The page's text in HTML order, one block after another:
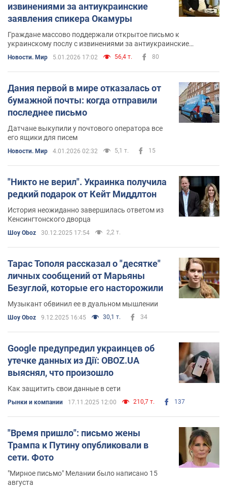
извинениями за антиукраинские
заявления спикера Окамуры
Граждане массово поддержали открытое письмо к
украинскому послу с извинениями за антиукраинские
высказывания спикера парламента
Новости. Мир 5.01.2026 17:02 56,4 т. 80
Дания первой в мире отказалась от
бумажной почты: когда отправили
последнее письмо
Датчане выкупили у почтового оператора все
его ящики для писем
Новости. Мир 4.01.2026 02:32 5,1 т. 15
"Никто не верил". Украинка получила
редкий подарок от Кейт Миддлтон
История неожиданно завершилась ответом из
Кенсингтонского дворца
Шоу Oboz 30.12.2025 17:54 2,2 т.
Тарас Тополя рассказал о "десятке"
личных сообщений от Марьяны
Безуглой, которые его насторожили
Музыкант обвинил ее в дуальном мышлении
Шоу Oboz 9.12.2025 16:45 30,1 т. 34
Google предупредил украинцев об
утечке данных из Дії: OBOZ.UA
выяснял, что произошло
Как защитить свои данные в сети
Рынки и компании 17.11.2025 12:00 210,7 т. 137
"Время пришло": письмо жены
Трампа к Путину опубликовали в
сети. Фото
"Мирное письмо" Мелании было написано 15
августа